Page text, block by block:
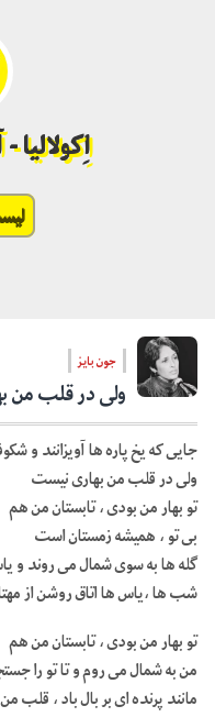
جون بایز
ولی در قلب من
جایی که یخ پاره ها آویزانند و
ولی در قلب من بهاری نیست
تو بهار من بودی ، تابستان من هم
بی تو ، همیشه زمستان است
گله ها به سوی شمال می روند و
شب ها ،یاس ها اتاق روشن از
تو بهار من بودی ، تابستان من هم
من به شمال می روم و تا تو را
مانند پرنده ای بر بال باد ، قلب